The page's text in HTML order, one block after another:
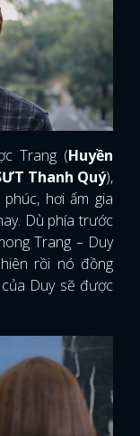
Trang (Huyền
Thanh Quý),
hơi ấm gia
Dù phía trước
Trang – Duy
rồi nó đồng
Duy sẽ được